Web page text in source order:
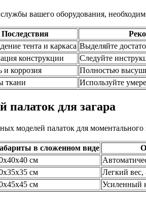
вашего оборудования,
Последствия
тента и каркаса Выделяйте
конструкции
Следуйте
и коррозия
Полностью
ткани Используйте
палаток для загара
моделей палаток для моментального
в сложенном виде
см
см
Легкий вес,
см Усиленный